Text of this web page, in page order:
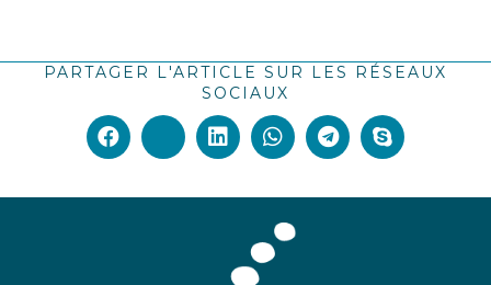
PARTAGER L'ARTICLE SUR LES RÉSEAUX
SOCIAUX